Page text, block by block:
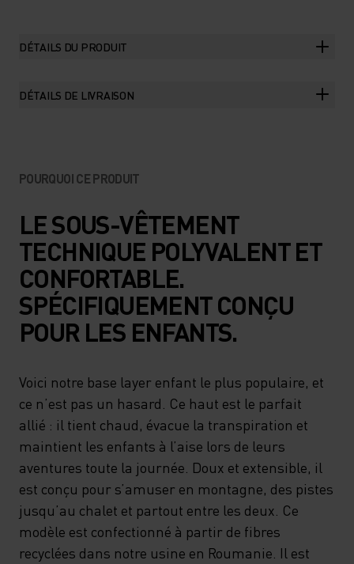
DÉTAILS DU PRODUIT
DÉTAILS DE LIVRAISON
POURQUOI CE PRODUIT
LE SOUS-VÊTEMENT
TECHNIQUE POLYVALENT ET
CONFORTABLE.
SPÉCIFIQUEMENT CONÇU
POUR LES ENFANTS.
Voici notre base layer enfant le plus populaire, et
ce n’est pas un hasard. Ce haut est le parfait
allié : il tient chaud, évacue la transpiration et
maintient les enfants à l’aise lors de leurs
aventures toute la journée. Doux et extensible, il
est conçu pour s’amuser en montagne, des pistes
jusqu’au chalet et partout entre les deux. Ce
modèle est confectionné à partir de fibres
recyclées dans notre usine en Roumanie. Il est